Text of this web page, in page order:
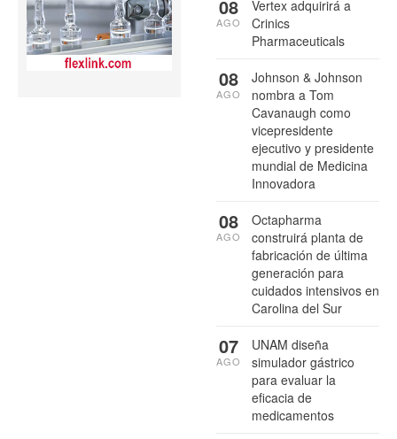
Vertex adquirirá a
Crinics
Pharmaceuticals
08
AGO
Johnson & Johnson
nombra a Tom
Cavanaugh como
vicepresidente
ejecutivo y presidente
mundial de Medicina
Innovadora
08
AGO
Octapharma
construirá planta de
fabricación de última
generación para
cuidados intensivos en
Carolina del Sur
08
AGO
UNAM diseña
simulador gástrico
para evaluar la
eficacia de
medicamentos
07
AGO